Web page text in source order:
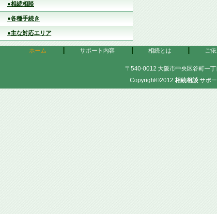
●相続相談
●各種手続き
●主な対応エリア
ホーム サポート内容 相続とは ご
〒540-0012 大阪市中央区谷町一
Copyright©2012 相続相談 サポ